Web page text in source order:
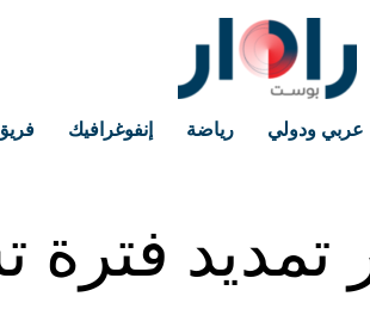
عربي ودولي رياضة إنفوغرافيك
تمديد